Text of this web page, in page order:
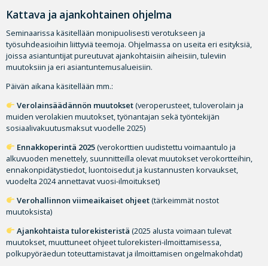
Kattava ja ajankohtainen ohjelma
Seminaarissa käsitellään monipuolisesti verotukseen ja
työsuhdeasioihin liittyviä teemoja. Ohjelmassa on useita eri esityksiä,
joissa asiantuntijat pureutuvat ajankohtaisiin aiheisiin, tuleviin
muutoksiin ja eri asiantuntemusalueisiin.
Päivän aikana käsitellään mm.:
Verolainsäädännön muutokset(veroperusteet, tuloverolain ja
muiden verolakien muutokset, työnantajan sekä työntekijän
sosiaalivakuutusmaksut vuodelle 2025)
Ennakkoperintä 2025(verokorttien uudistettu voimaantulo ja
alkuvuoden menettely, suunnitteilla olevat muutokset verokortteihin,
ennakonpidätystiedot, luontoisedut ja kustannusten korvaukset,
vuodelta 2024 annettavat vuosi-ilmoitukset)
Verohallinnon viimeaikaiset ohjeet(tärkeimmät nostot
muutoksista)
Ajankohtaista tulorekisteristä (2025 alusta voimaan tulevat
muutokset, muuttuneet ohjeet tulorekisteri-ilmoittamisessa,
polkupyöräedun toteuttamistavat ja ilmoittamisen ongelmakohdat)